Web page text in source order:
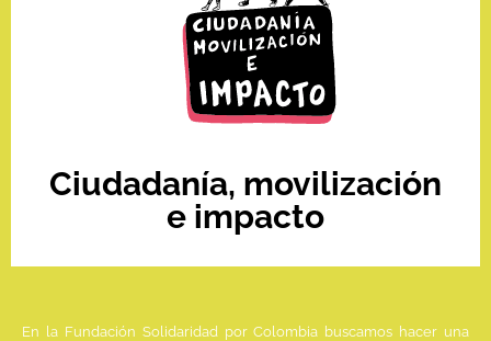
Ciudadanía, movilización
e impacto
En la Fundación Solidaridad por Colombia buscamos hacer una